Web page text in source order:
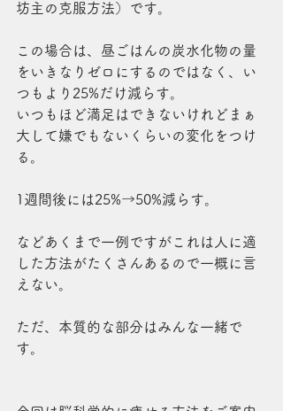
坊主の克服方法）です。
この場合は、昼ごはんの炭水化物の量
をいきなりゼロにするのではなく、い
つもより25%だけ減らす。
いつもほど満足はできないけれどまぁ
大して嫌でもないくらいの変化をつけ
る。
1週間後には25%→50%減らす。
などあくまで一例ですがこれは人に適
した方法がたくさんあるので一概に言
えない。
ただ、本質的な部分はみんな一緒で
す。